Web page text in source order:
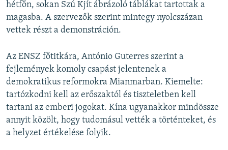
hétfőn, sokan Szú Kjít ábrázoló táblákat tartottak a
magasba. A szervezők szerint mintegy nyolcszázan
vettek részt a demonstráción.
Az ENSZ főtitkára, António Guterres szerint a
fejlemények komoly csapást jelentenek a
demokratikus reformokra Mianmarban. Kiemelte:
tartózkodni kell az erőszaktól és tiszteletben kell
tartani az emberi jogokat. Kína ugyanakkor mindössze
annyit közölt, hogy tudomásul vették a történteket, és
a helyzet értékelése folyik.